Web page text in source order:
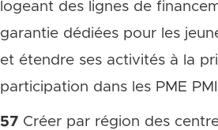
logeant des lignes de
garantie dédiées pour les
et étendre ses activités à la
participation dans les PME
57 Créer par région des